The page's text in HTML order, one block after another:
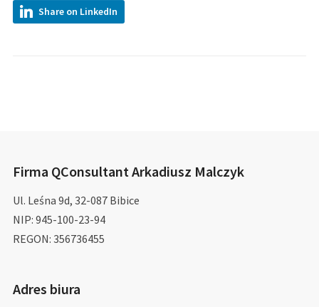
Share on LinkedIn
Firma QConsultant Arkadiusz Malczyk
Ul. Leśna 9d, 32-087 Bibice
NIP: 945-100-23-94
REGON: 356736455
Adres biura